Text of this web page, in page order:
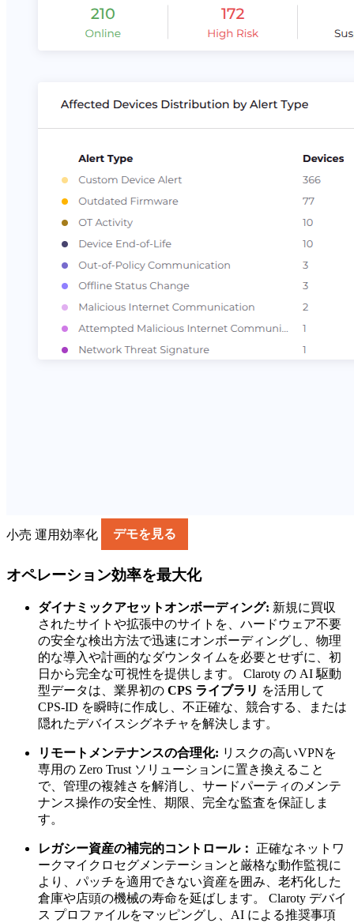
小売 運用効率化 デモを見る
オペレーション効率を最大化
ダイナミックアセットオンボーディング: 新規に買収
されたサイトや拡張中のサイトを、ハードウェア不要
の安全な検出方法で迅速にオンボーディングし、物理
的な導入や計画的なダウンタイムを必要とせずに、初
日から完全な可視性を提供します。 Claroty の AI 駆動
型データは、業界初の CPS ライブラリ を活用して
CPS-ID を瞬時に作成し、不正確な、競合する、または
隠れたデバイスシグネチャを解決します。
リモートメンテナンスの合理化: リスクの高いVPNを
専用の Zero Trust ソリューションに置き換えること
で、管理の複雑さを解消し、サードパーティのメンテ
ナンス操作の安全性、期限、完全な監査を保証しま
す。
レガシー資産の補完的コントロール：
正確なネットワ
ークマイクロセグメンテーションと厳格な動作監視に
より、パッチを適用できない資産を囲み、老朽化した
倉庫や店頭の機械の寿命を延ばします。 Claroty デバイ
ス プロファイルをマッピングし、AI による推奨事項